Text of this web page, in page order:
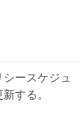
シースケジュ
する。